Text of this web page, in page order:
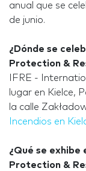
anual que se
de junio.
¿Dónde se
Protection &
IFRE -
lugar en Kielce,
la calle
Incendios en
¿Qué se exhibe
Protection &